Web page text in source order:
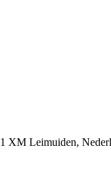
XM Leimuiden,